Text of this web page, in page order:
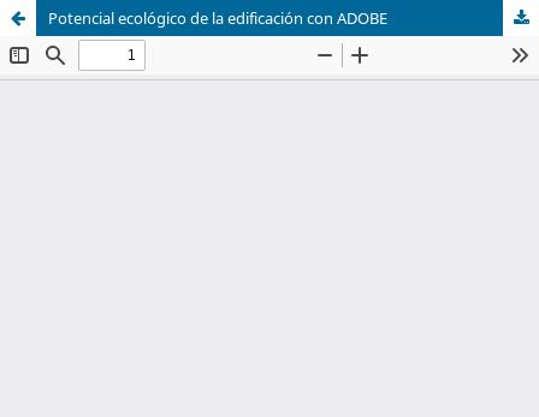
Potencial ecológico de la edificación con ADOBE